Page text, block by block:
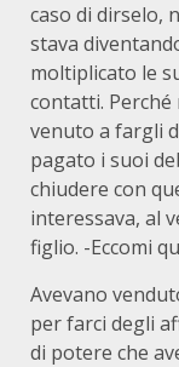
caso di dirselo,
stava
moltiplicato le
contatti. Perché
venuto a fargli
pagato i suoi
chiudere con
interessava, al
figlio. -Eccomi
Avevano
per farci degli
di potere che